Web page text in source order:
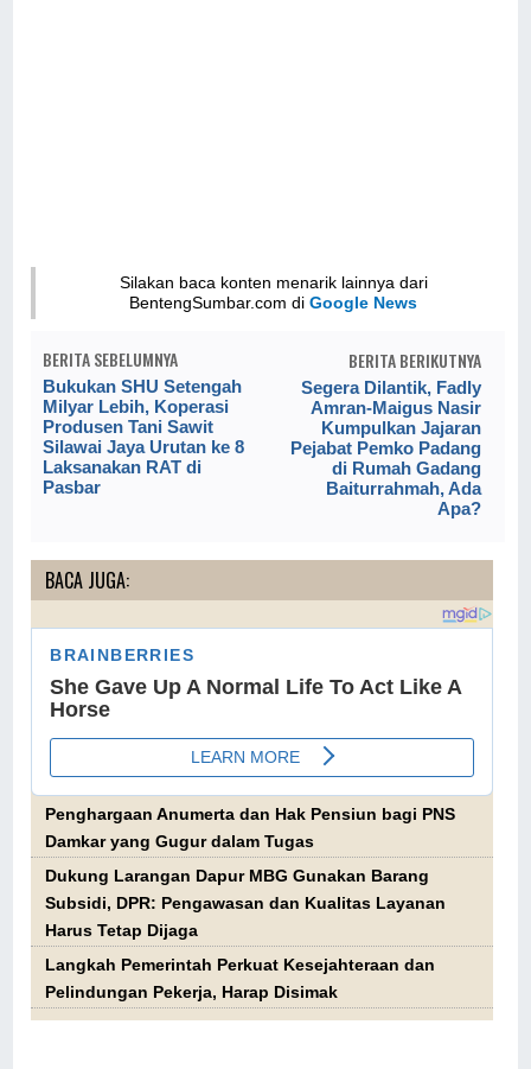
Silakan baca konten menarik lainnya dari
BentengSumbar.com diGoogle News
BERITA SEBELUMNYA
Bukukan SHU Setengah
Milyar Lebih, Koperasi
Produsen Tani Sawit
Silawai Jaya Urutan ke 8
Laksanakan RAT di
Pasbar
BERITA BERIKUTNYA
Segera Dilantik, Fadly
Amran-Maigus Nasir
Kumpulkan Jajaran
Pejabat Pemko Padang
di Rumah Gadang
Baiturrahmah, Ada
Apa?
BACA JUGA:
Penghargaan Anumerta dan Hak Pensiun bagi PNS
Damkar yang Gugur dalam Tugas
Dukung Larangan Dapur MBG Gunakan Barang
Subsidi, DPR: Pengawasan dan Kualitas Layanan
Harus Tetap Dijaga
Langkah Pemerintah Perkuat Kesejahteraan dan
Pelindungan Pekerja, Harap Disimak